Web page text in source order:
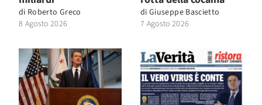
di Roberto Greco
8 Agosto 2026
di Giuseppe Bascietto
7 Agosto 2026